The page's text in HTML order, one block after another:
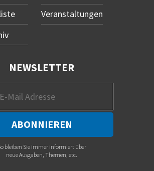
Veranstaltungen
NEWSLETTER
bleiben Sie immer informiert über
neue Ausgaben, Themen, etc.